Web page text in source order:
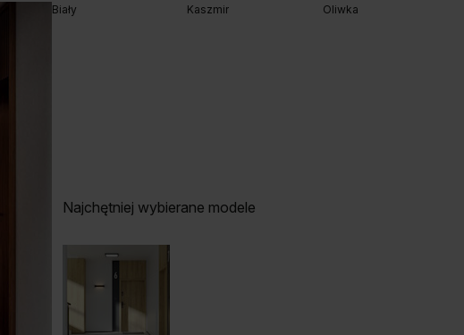
Najchętniej wybierane modele
Biały Kaszmir Oliwka